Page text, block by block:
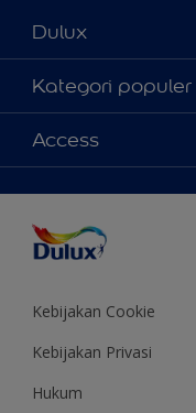
Dulux
Tentang Kami
Contact us
Temukan toko
Kategori populer
Warna
Produk
Inspirasi
Saran Mendekorasi
Colour of the Year
Access
Kebijakan Cookie
Kebijakan Privasi
Hukum